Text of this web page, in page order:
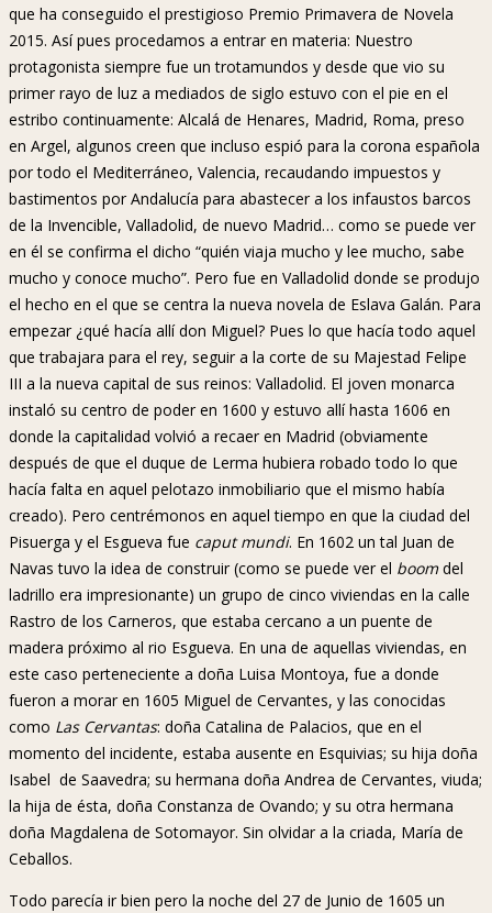
que ha conseguido el prestigioso Premio Primavera de Novela
2015. Así pues procedamos a entrar en materia: Nuestro
protagonista siempre fue un trotamundos y desde que vio su
primer rayo de luz a mediados de siglo estuvo con el pie en el
estribo continuamente: Alcalá de Henares, Madrid, Roma, preso
en Argel, algunos creen que incluso espió para la corona española
por todo el Mediterráneo, Valencia, recaudando impuestos y
bastimentos por Andalucía para abastecer a los infaustos barcos
de la Invencible, Valladolid, de nuevo Madrid… como se puede ver
en él se confirma el dicho “quién viaja mucho y lee mucho, sabe
mucho y conoce mucho”. Pero fue en Valladolid donde se produjo
el hecho en el que se centra la nueva novela de Eslava Galán. Para
empezar ¿qué hacía allí don Miguel? Pues lo que hacía todo aquel
que trabajara para el rey, seguir a la corte de su Majestad Felipe
III a la nueva capital de sus reinos: Valladolid. El joven monarca
instaló su centro de poder en 1600 y estuvo allí hasta 1606 en
donde la capitalidad volvió a recaer en Madrid (obviamente
después de que el duque de Lerma hubiera robado todo lo que
hacía falta en aquel pelotazo inmobiliario que el mismo había
creado). Pero centrémonos en aquel tiempo en que la ciudad del
Pisuerga y el Esgueva fue caput mundi. En 1602 un tal Juan de
Navas tuvo la idea de construir (como se puede ver el boomdel
ladrillo era impresionante) un grupo de cinco viviendas en la calle
Rastro de los Carneros, que estaba cercano a un puente de
madera próximo al rio Esgueva. En una de aquellas viviendas, en
este caso perteneciente a doña Luisa Montoya, fue a donde
fueron a morar en 1605 Miguel de Cervantes, y las conocidas
como Las Cervantas: doña Catalina de Palacios, que en el
momento del incidente, estaba ausente en Esquivias; su hija doña
Isabel de Saavedra; su hermana doña Andrea de Cervantes, viuda;
la hija de ésta, doña Constanza de Ovando; y su otra hermana
doña Magdalena de Sotomayor. Sin olvidar a la criada, María de
Ceballos.
Todo parecía ir bien pero la noche del 27 de Junio de 1605 un